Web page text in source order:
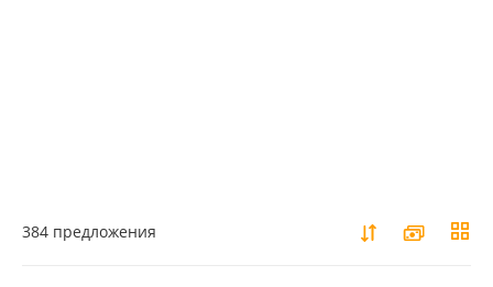
384 предложения